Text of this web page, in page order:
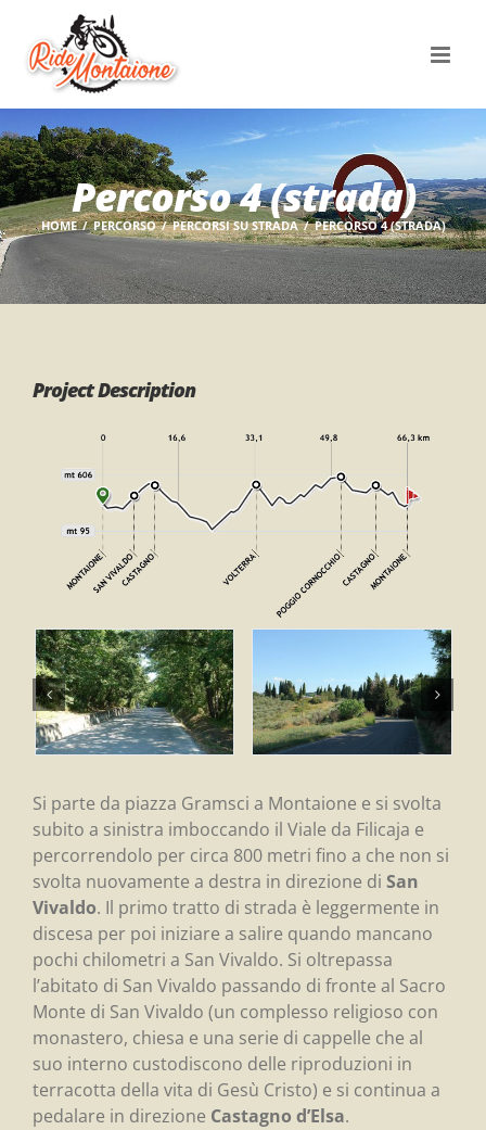
contenuto
Percorso 4 (strada)
HOME PERCORSO PERCORSI SU STRADA PERCORSO 4 (STRADA)
Project Description
Si parte da piazza Gramsci a Montaione e si svolta
subito a sinistra imboccando il Viale da Filicaja e
percorrendolo per circa 800 metri fino a che non si
svolta nuovamente a destra in direzione di San
Vivaldo. Il primo tratto di strada è leggermente in
discesa per poi iniziare a salire quando mancano
pochi chilometri a San Vivaldo. Si oltrepassa
l’abitato di San Vivaldo passando di fronte al Sacro
Monte di San Vivaldo (un complesso religioso con
monastero, chiesa e una serie di cappelle che al
suo interno custodiscono delle riproduzioni in
terracotta della vita di Gesù Cristo) e si continua a
pedalare in direzione Castagno d’Elsa.